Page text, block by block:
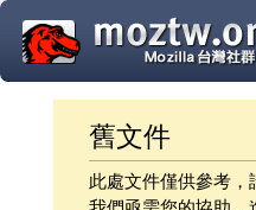
舊文件
此處文件僅供參考